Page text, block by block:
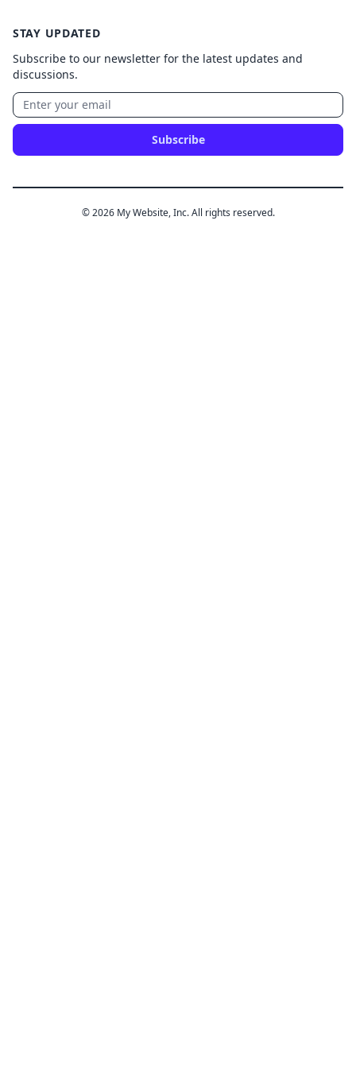
STAY UPDATED
Subscribe to our newsletter for the latest updates and
discussions.
Subscribe
© 2026 My Website, Inc. All rights reserved.